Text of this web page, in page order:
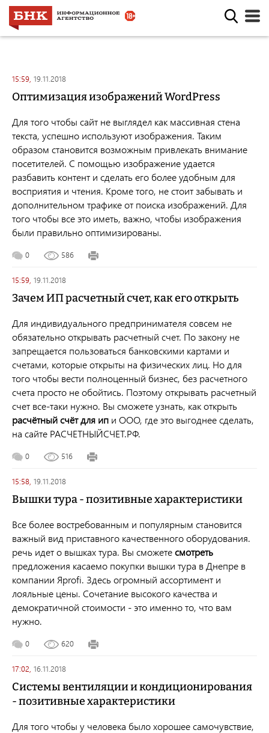
15:59, 19.11.2018
Оптимизация изображений WordPress
Для того чтобы сайт не выглядел как массивная стена
текста, успешно используют изображения. Таким
образом становится возможным привлекать внимание
посетителей. С помощью изображение удается
разбавить контент и сделать его более удобным для
восприятия и чтения. Кроме того, не стоит забывать и
дополнительном трафике от поиска изображений. Для
того чтобы все это иметь, важно, чтобы изображения
были правильно оптимизированы.
0 586
15:59, 19.11.2018
Зачем ИП расчетный счет, как его открыть
Для индивидуального предпринимателя совсем не
обязательно открывать расчетный счет. По закону не
запрещается пользоваться банковскими картами и
счетами, которые открыты на физических лиц. Но для
того чтобы вести полноценный бизнес, без расчетного
счета просто не обойтись. Поэтому открывать расчетный
счет все-таки нужно. Вы сможете узнать, как открыть
расчётный счёт для ип и ООО, где это выгоднее сделать,
на сайте РАСЧЕТНЫЙСЧЕТ.РФ.
0 516
15:58, 19.11.2018
Вышки тура - позитивные характеристики
Все более востребованным и популярным становится
важный вид приставного качественного оборудования.
речь идет о вышках тура. Вы сможетесмотреть
предложения касаемо покупки вышки тура в Днепре в
компании Яprofi. Здесь огромный ассортимент и
лояльные цены. Сочетание высокого качества и
демократичной стоимости - это именно то, что вам
нужно.
0 620
17:02, 16.11.2018
Системы вентиляции и кондиционирования
- позитивные характеристики
Для того чтобы у человека было хорошее самочувствие,